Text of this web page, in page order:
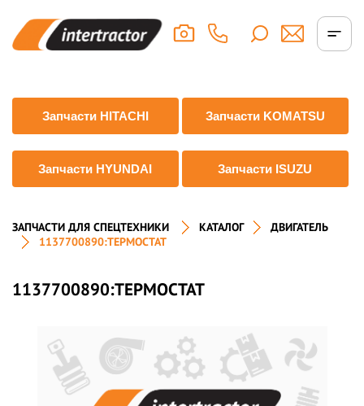
Запчасти HITACHI Запчасти KOMATSU
Запчасти HYUNDAI Запчасти ISUZU
ЗАПЧАСТИ ДЛЯ СПЕЦТЕХНИКИ КАТАЛОГ
ДВИГАТЕЛЬ
1137700890:ТЕРМОСТАТ
1137700890:ТЕРМОСТАТ